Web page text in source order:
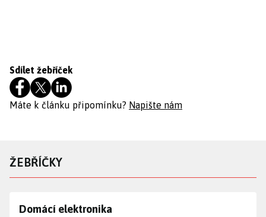
Sdílet žebříček
Máte k článku připomínku? Napište nám
ŽEBŘÍČKY
Domácí elektronika